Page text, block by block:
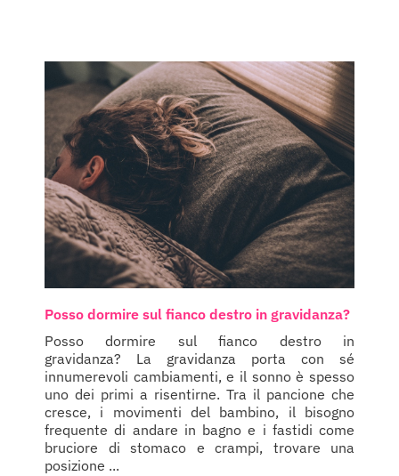
Posso dormire sul fianco destro in gravidanza?
Posso dormire sul fianco destro in
gravidanza? La gravidanza porta con sé
innumerevoli cambiamenti, e il sonno è spesso
uno dei primi a risentirne. Tra il pancione che
cresce, i movimenti del bambino, il bisogno
frequente di andare in bagno e i fastidi come
bruciore di stomaco e crampi, trovare una
posizione ...